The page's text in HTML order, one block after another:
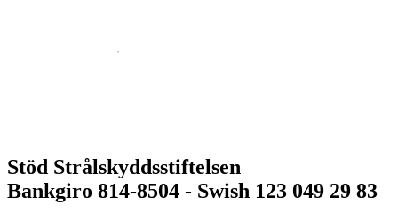
Stöd Strålskyddsstiftelsen
Bankgiro 814-8504 - Swish 123 049 29 83